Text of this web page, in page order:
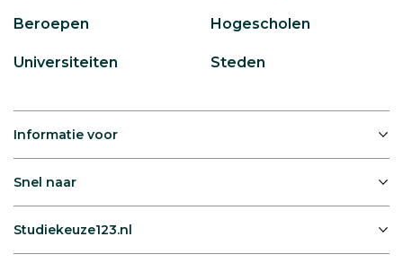
Beroepen Hogescholen
Universiteiten Steden
Informatie voor
Snel naar
Studiekeuze123.nl